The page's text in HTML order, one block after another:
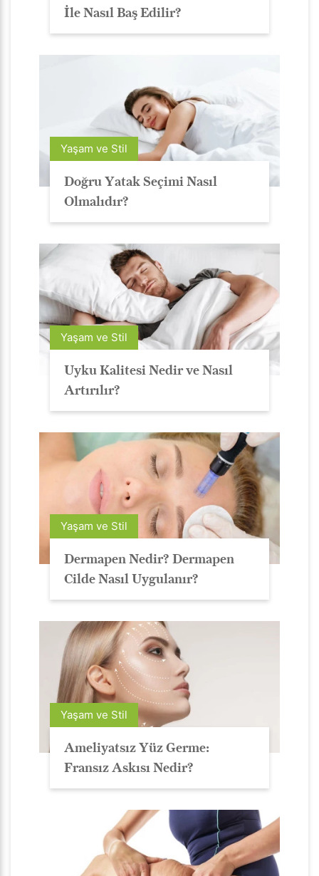
İle Nasıl Baş Edilir?
Yaşam ve Stil
Doğru Yatak Seçimi Nasıl
Olmalıdır?
Yaşam ve Stil
Uyku Kalitesi Nedir ve Nasıl
Artırılır?
Yaşam ve Stil
Dermapen Nedir? Dermapen
Cilde Nasıl Uygulanır?
Yaşam ve Stil
Ameliyatsız Yüz Germe:
Fransız Askısı Nedir?